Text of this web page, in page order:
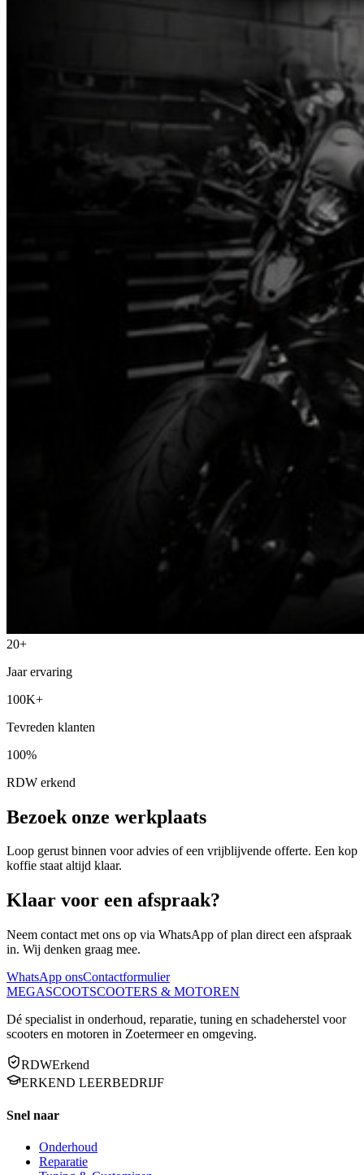
20+
Jaar ervaring
100K+
Tevreden klanten
100%
RDW erkend
Bezoek onze werkplaats
Loop gerust binnen voor advies of een vrijblijvende offerte. Een kop
koffie staat altijd klaar.
Klaar voor een afspraak?
Neem contact met ons op via WhatsApp of plan direct een afspraak
in. Wij denken graag mee.
WhatsApp onsContactformulier
MEGASCOOTSCOOTERS & MOTOREN
Dé specialist in onderhoud, reparatie, tuning en schadeherstel voor
scooters en motoren in Zoetermeer en omgeving.
RDWErkend
ERKEND LEERBEDRIJF
Snel naar
Onderhoud
Reparatie